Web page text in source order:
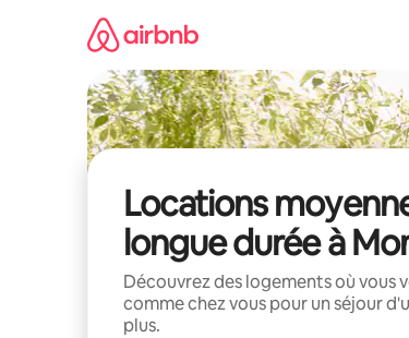
Locations
longue durée à
Découvrez des logements où vous
comme chez vous pour un séjour
plus.